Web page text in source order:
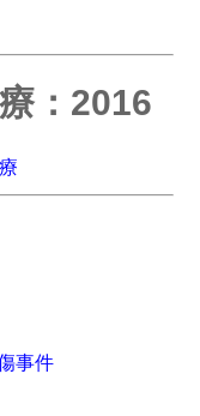
：2016
事件